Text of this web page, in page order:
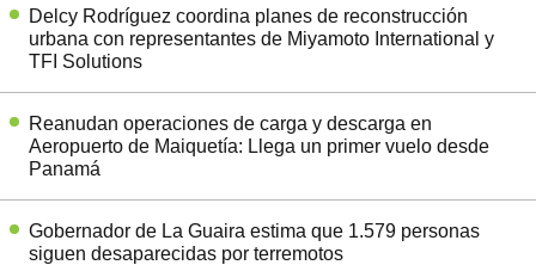
Delcy Rodríguez coordina planes de reconstrucción
urbana con representantes de Miyamoto International y
TFI Solutions
Reanudan operaciones de carga y descarga en
Aeropuerto de Maiquetía: Llega un primer vuelo desde
Panamá
Gobernador de La Guaira estima que 1.579 personas
siguen desaparecidas por terremotos